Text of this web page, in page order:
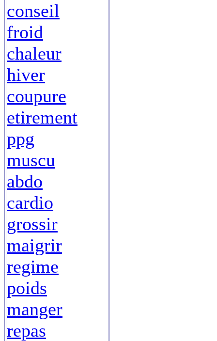
conseil
froid
chaleur
hiver
coupure
etirement
ppg
muscu
abdo
cardio
grossir
maigrir
regime
poids
manger
repas